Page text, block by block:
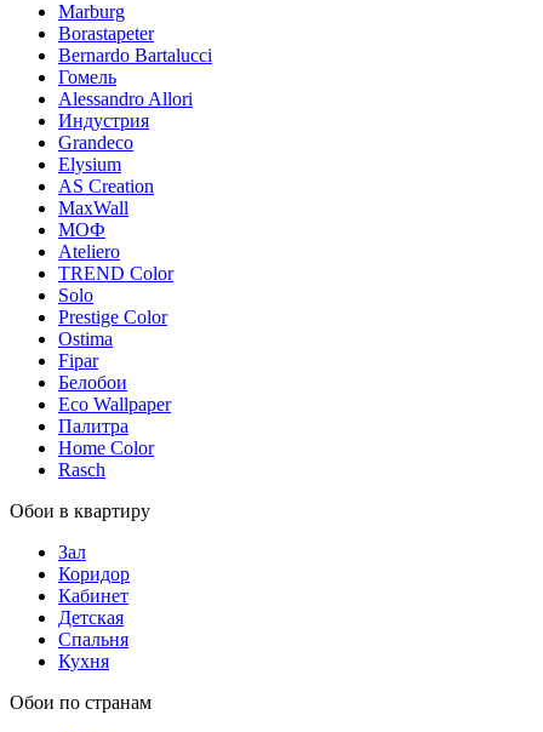
Marburg
Borastapeter
Bernardo Bartalucci
Гомель
Alessandro Allori
Индустрия
Grandeco
Elysium
AS Creation
MaxWall
МОФ
Ateliero
TREND Color
Solo
Prestige Color
Ostima
Fipar
Белобои
Eco Wallpaper
Палитра
Home Color
Rasch
Обои в квартиру
Зал
Коридор
Кабинет
Детская
Спальня
Кухня
Обои по странам